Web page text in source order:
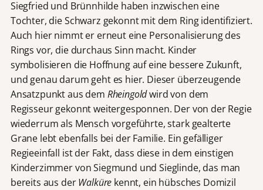
Siegfried und Brünnhilde haben inzwischen eine
Tochter, die Schwarz gekonnt mit dem Ring identifiziert.
Auch hier nimmt er erneut eine Personalisierung des
Rings vor, die durchaus Sinn macht. Kinder
symbolisieren die Hoffnung auf eine bessere Zukunft,
und genau darum geht es hier. Dieser überzeugende
Ansatzpunkt aus dem Rheingoldwird von dem
Regisseur gekonnt weitergesponnen. Der von der Regie
wiederrum als Mensch vorgeführte, stark gealterte
Grane lebt ebenfalls bei der Familie. Ein gefälliger
Regieeinfall ist der Fakt, dass diese in dem einstigen
Kinderzimmer von Siegmund und Sieglinde, das man
bereits aus derWalküre kennt, ein hübsches Domizil